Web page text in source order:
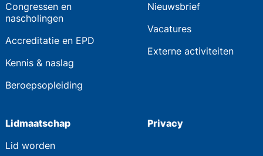
Congressen en
nascholingen
Accreditatie en EPD
Kennis & naslag
Beroepsopleiding
Nieuwsbrief
Vacatures
Externe activiteiten
Lidmaatschap
Lid worden
Privacy